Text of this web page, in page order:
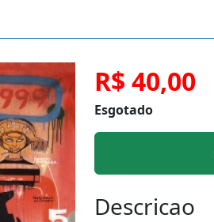
R$ 40,00
Esgotado
Descricao